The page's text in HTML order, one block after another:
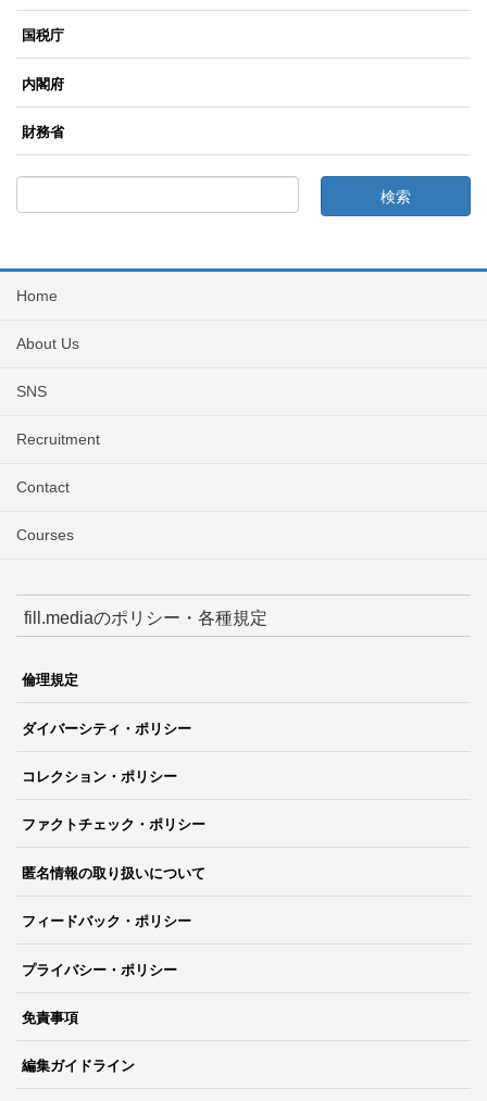
国税庁
内閣府
財務省
Home
About Us
SNS
Recruitment
Contact
Courses
fill.mediaのポリシー・各種規定
倫理規定
ダイバーシティ・ポリシー
コレクション・ポリシー
ファクトチェック・ポリシー
匿名情報の取り扱いについて
フィードバック・ポリシー
プライバシー・ポリシー
免責事項
編集ガイドライン